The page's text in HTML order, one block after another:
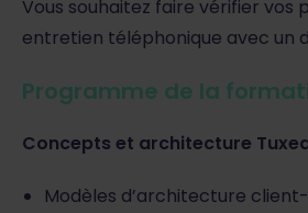
Vous souhaitez faire vérifier vos
entretien téléphonique avec un
Programme de la
Concepts et architecture
Modèles d’architecture